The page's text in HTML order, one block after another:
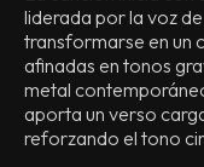
liderada por la voz
transformarse en un
afinadas en tonos
metal
aporta un verso
reforzando el tono